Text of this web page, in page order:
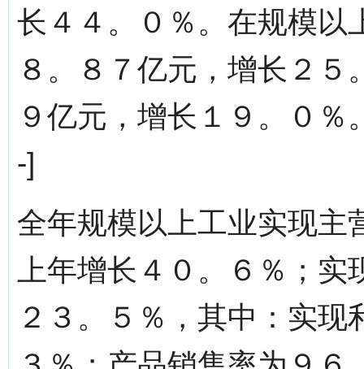
长４４。０％。在规模以
８。８７亿元，增长２
９亿元，增长１９。０
-]
全年规模以上工业实现主
上年增长４０。６％；
２３。５％，其中：实